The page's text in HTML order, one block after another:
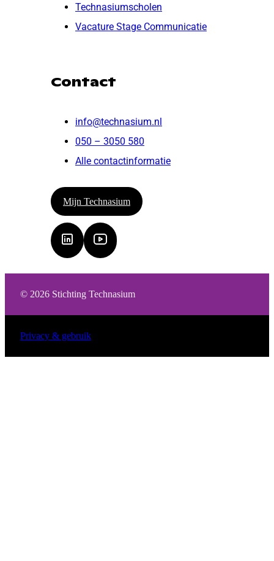
Technasiumscholen
Vacature Stage Communicatie
Contact
info@technasium.nl
050 – 3050 580
Alle contactinformatie
Mijn Technasium
© 2026 Stichting Technasium
Privacy & gebruik